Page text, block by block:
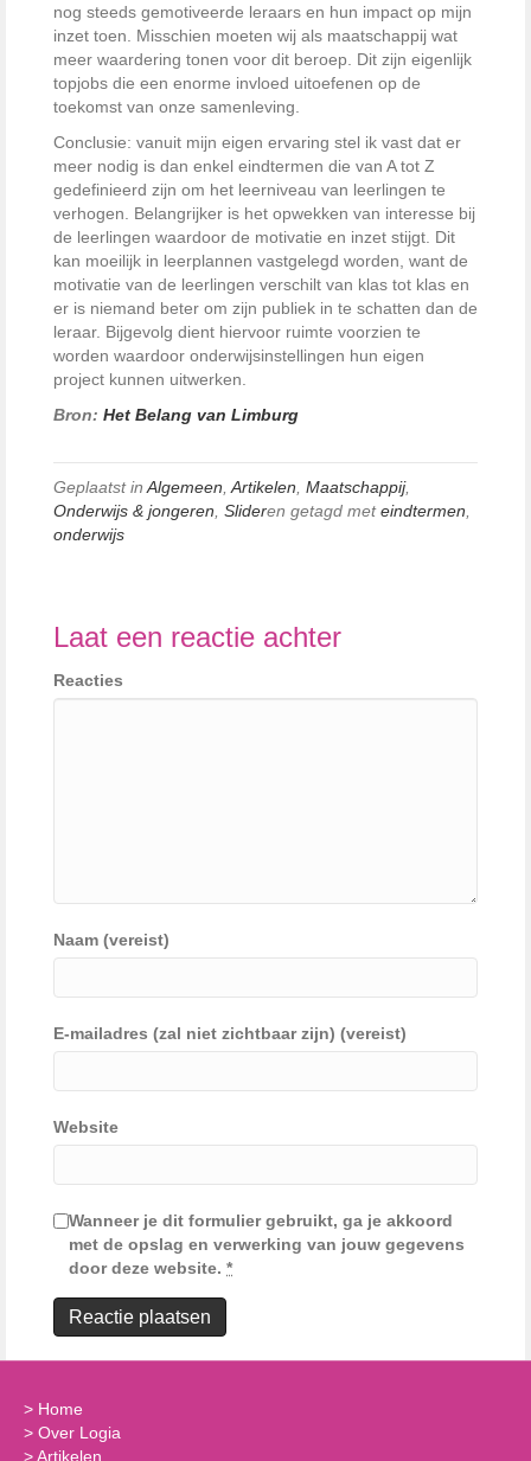
nog steeds gemotiveerde leraars en hun impact op mijn
inzet toen. Misschien moeten wij als maatschappij wat
meer waardering tonen voor dit beroep. Dit zijn eigenlijk
topjobs die een enorme invloed uitoefenen op de
toekomst van onze samenleving.
Conclusie: vanuit mijn eigen ervaring stel ik vast dat er
meer nodig is dan enkel eindtermen die van A tot Z
gedefinieerd zijn om het leerniveau van leerlingen te
verhogen. Belangrijker is het opwekken van interesse bij
de leerlingen waardoor de motivatie en inzet stijgt. Dit
kan moeilijk in leerplannen vastgelegd worden, want de
motivatie van de leerlingen verschilt van klas tot klas en
er is niemand beter om zijn publiek in te schatten dan de
leraar. Bijgevolg dient hiervoor ruimte voorzien te
worden waardoor onderwijsinstellingen hun eigen
project kunnen uitwerken.
Bron: Het Belang van Limburg
Geplaatst in Algemeen Artikelen Maatschappij,
Onderwijs & jongeren Slideren getagd meteindtermen
onderwijs
Laat een reactie achter
Reacties
Naam (vereist)
E-mailadres (zal niet zichtbaar zijn) (vereist)
Website
Wanneer je dit formulier gebruikt, ga je akkoord
met de opslag en verwerking van jouw gegevens
door deze website. *
> Home
> Over Logia
>Artikelen